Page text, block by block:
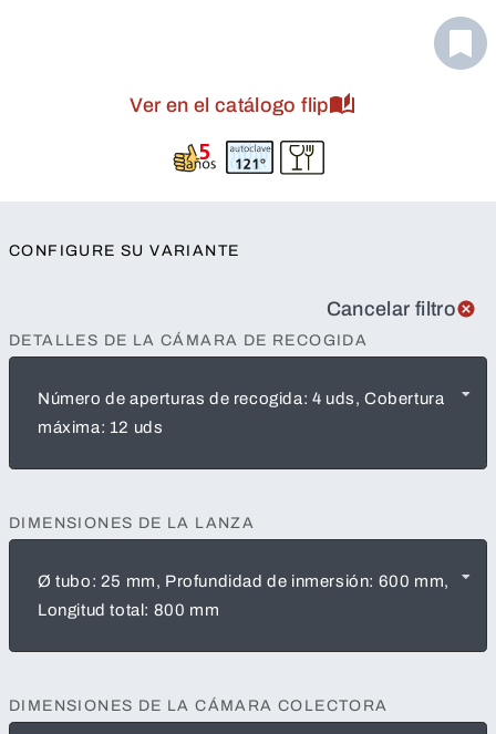
Ver en el catálogo flip
CONFIGURE SU VARIANTE
Cancelar filtro
DETALLES DE LA CÁMARA DE RECOGIDA
Número de aperturas de recogida: 4 uds, Cobertura
máxima: 12 uds
DIMENSIONES DE LA LANZA
Ø tubo: 25 mm, Profundidad de inmersión: 600 mm,
Longitud total: 800 mm
DIMENSIONES DE LA CÁMARA COLECTORA